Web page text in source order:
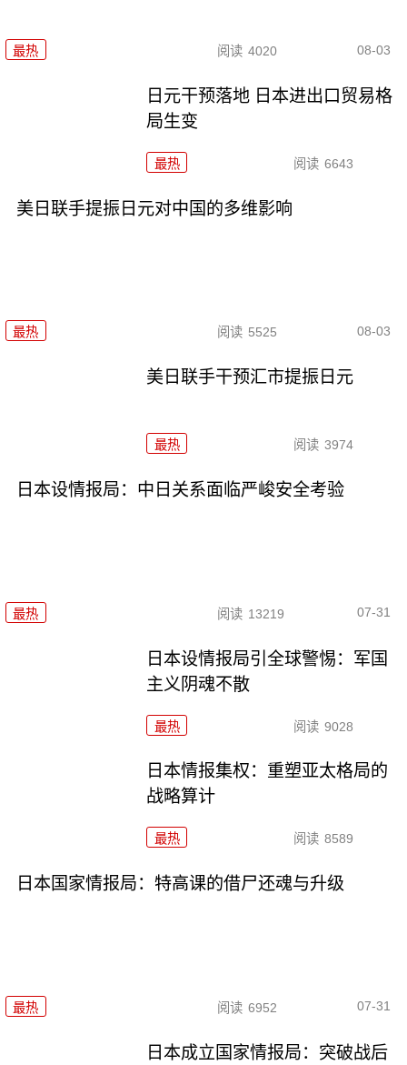
最热 阅读 4020 08-03
日元干预落地 日本进出口贸易格
局生变
最热 阅读 6643
美日联手提振日元对中国的多维影响
最热 阅读 5525 08-03
美日联手干预汇市提振日元
最热 阅读 3974
日本设情报局：中日关系面临严峻安全考验
最热 阅读 13219 07-31
日本设情报局引全球警惕：军国
主义阴魂不散
最热 阅读 9028
日本情报集权：重塑亚太格局的
战略算计
最热 阅读 8589
日本国家情报局：特高课的借尸还魂与升级
最热 阅读 6952 07-31
日本成立国家情报局：突破战后